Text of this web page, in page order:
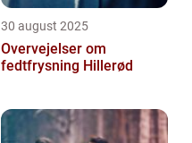
30 august 2025
Overvejelser om
fedtfrysning Hillerød